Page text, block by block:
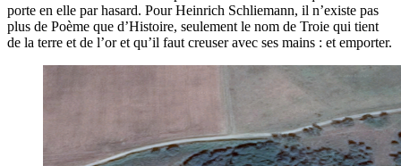
porte en elle par hasard. Pour Heinrich Schliemann, il n’existe pas
plus de Poème que d’Histoire, seulement le nom de Troie qui tient
de la terre et de l’or et qu’il faut creuser avec ses mains : et emporter.